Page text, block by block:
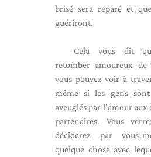
brisé sera réparé et
guériront.
Cela vous dit
retomber amoureux de
vous pouvez voir à
même si les gens sont
aveuglés par l'amour aux
partenaires. Vous
déciderez par vous-
quelque chose avec